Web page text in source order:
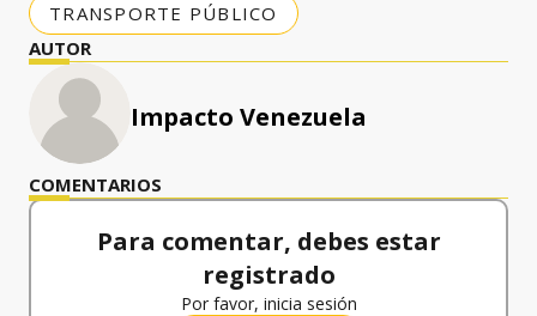
TRANSPORTE PÚBLICO
AUTOR
Impacto Venezuela
COMENTARIOS
Para comentar, debes estar
registrado
Por favor, inicia sesión